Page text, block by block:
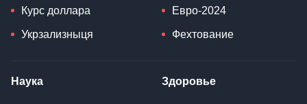
Курс доллара
Укрзализныця
Евро-2024
Фехтование
Наука Здоровье